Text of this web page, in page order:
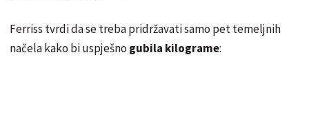
Ferriss tvrdi da se treba pridržavati samo pet temeljnih
načela kako bi uspješno gubila kilograme: